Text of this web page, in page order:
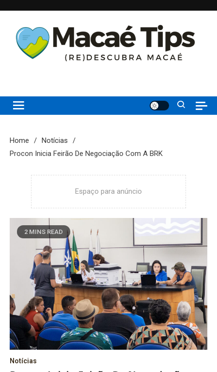
content
Princesinha do Atlântico
Home
Notícias
Procon Inicia Feirão De Negociação Com A BRK
Espaço para anúncio
2 MINS READ
Notícias